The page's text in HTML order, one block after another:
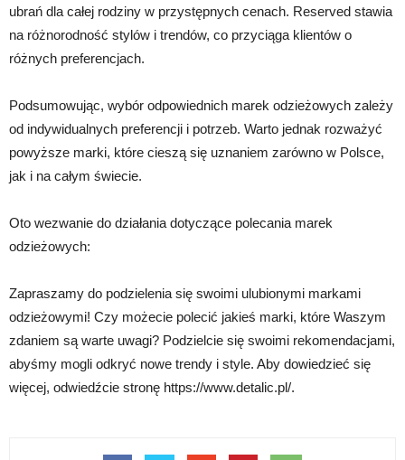
ubrań dla całej rodziny w przystępnych cenach. Reserved stawia
na różnorodność stylów i trendów, co przyciąga klientów o
różnych preferencjach.
Podsumowując, wybór odpowiednich marek odzieżowych zależy
od indywidualnych preferencji i potrzeb. Warto jednak rozważyć
powyższe marki, które cieszą się uznaniem zarówno w Polsce,
jak i na całym świecie.
Oto wezwanie do działania dotyczące polecania marek
odzieżowych:
Zapraszamy do podzielenia się swoimi ulubionymi markami
odzieżowymi! Czy możecie polecić jakieś marki, które Waszym
zdaniem są warte uwagi? Podzielcie się swoimi rekomendacjami,
abyśmy mogli odkryć nowe trendy i style. Aby dowiedzieć się
więcej, odwiedźcie stronę https://www.detalic.pl/.